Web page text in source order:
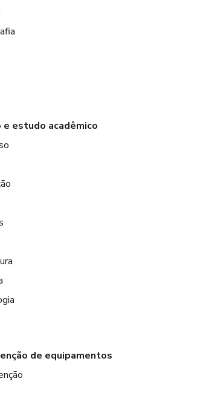
e estudo acadêmico
de equipamentos